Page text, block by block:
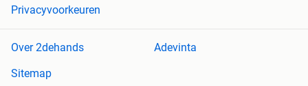
Privacyvoorkeuren
Over 2dehands
Adevinta
Sitemap